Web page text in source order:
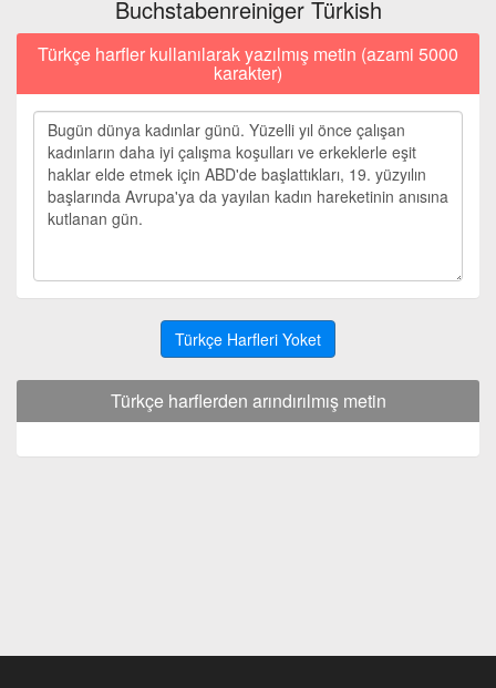
Buchstabenreiniger Türkish
Türkçe harfler kullanılarak yazılmış metin (azami 5000
karakter)
Türkçe Harfleri Yoket
Türkçe harflerden arındırılmış metin